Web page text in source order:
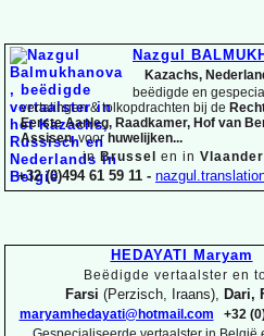
Nazgul
Kazachs,
beëdigde en
vertalingen &tolkopdrachten bij de
Eerste Aanleg, Raadkamer, Hof van
Assisen,voor huwelijken...
in Brussel en in
+32 (0)494 61 59 11 -
HEDAYATI Maryam
Beëdigde vertaalster en
Farsi (Perzisch, Iraans), Dari,
maryamhedayati@hotmail.com
+32